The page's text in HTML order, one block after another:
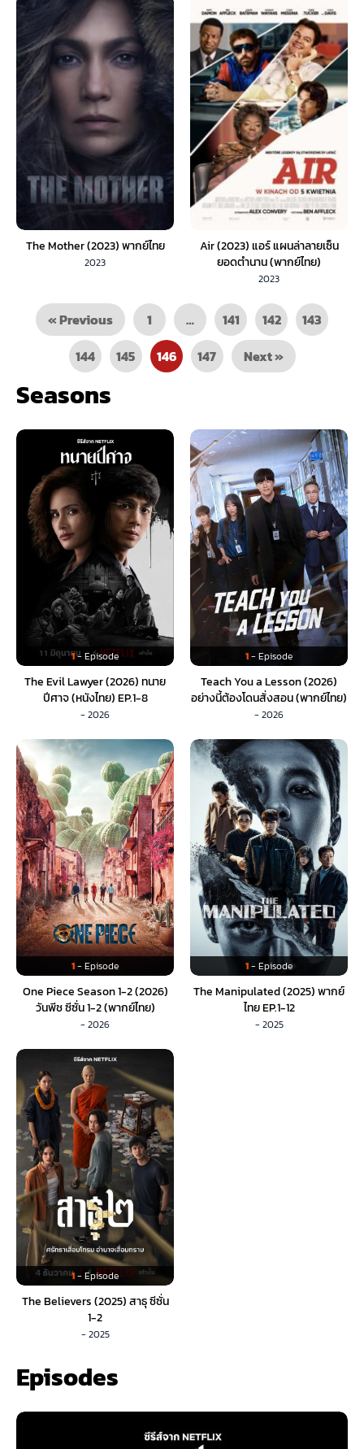
The Mother (2023) พากย์ไทย
2023
Air (2023) แอร์ แผนล่าลายเซ็น
ยอดตำนาน (พากย์ไทย)
2023
« Previous 1 … 141 142
143
144
145 146 147 Next »
Seasons
1- Episode
The Evil Lawyer (2026) ทนาย
ปีศาจ (หนังไทย) EP.1-8
- 2026
1- Episode
Teach You a Lesson (2026)
อย่างนี้ต้องโดนสั่งสอน (พากย์ไทย)
EP.1-10
- 2026
1- Episode
One Piece Season 1-2 (2026)
วันพีช ซีซั่น 1-2 (พากย์ไทย)
- 2026
1- Episode
The Manipulated (2025) พากย์
ไทย EP.1-12
- 2025
1- Episode
The Believers (2025) สาธุ ซีซั่น
1-2
- 2025
Episodes